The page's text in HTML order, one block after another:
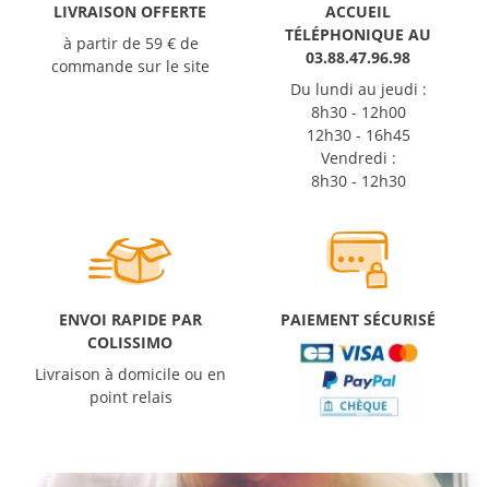
LIVRAISON OFFERTE
à partir de 59 € de
commande sur le site
ACCUEIL
TÉLÉPHONIQUE AU
03.88.47.96.98
Du lundi au jeudi :
8h30 - 12h00
12h30 - 16h45
Vendredi :
8h30 - 12h30
ENVOI RAPIDE PAR
COLISSIMO
Livraison à domicile ou en
point relais
PAIEMENT SÉCURISÉ